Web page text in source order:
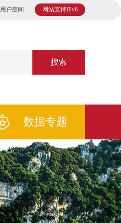
网站支持IPv6
用户空间
搜索
数据专题